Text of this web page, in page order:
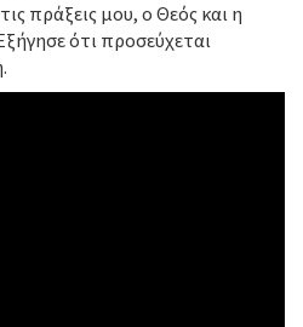
πράξεις μου, ο Θεός και η
ότι προσεύχεται